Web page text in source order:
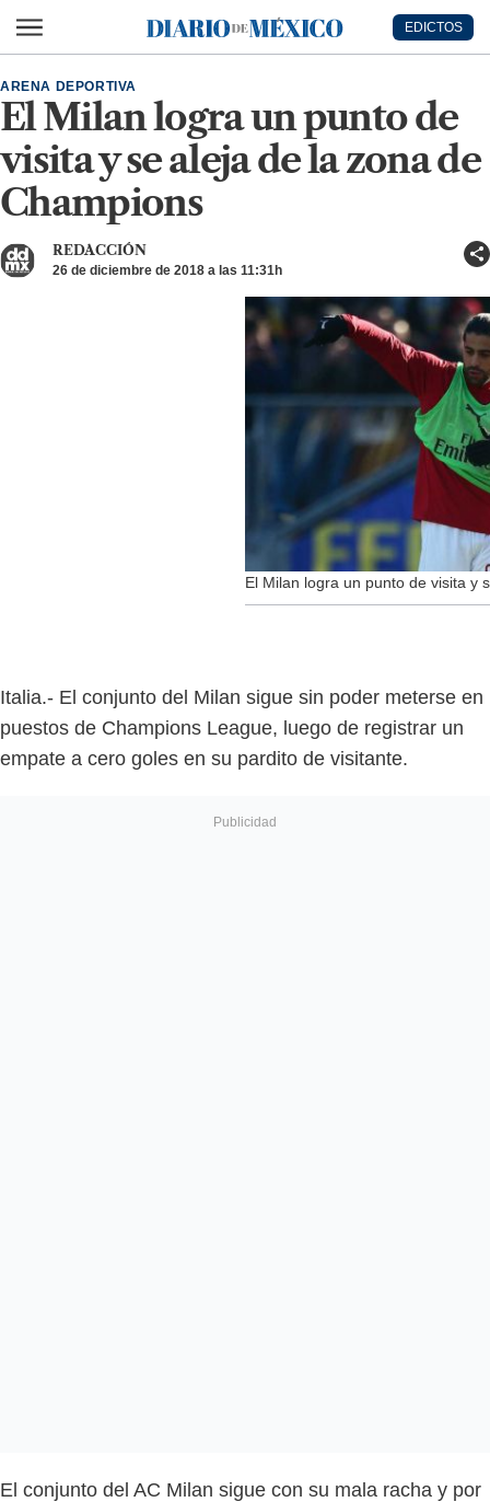
Diario de México
EDICTOS
El Milan logra un punto de
visita y se aleja de la zona de
Champions
ARENA DEPORTIVA
REDACCIÓN
26 de diciembre de 2018 a las 11:31h
El Milan logra un punto de visita y
Italia.- El conjunto del Milan sigue sin poder meterse en
puestos de Champions League, luego de registrar un
empate a cero goles en su pardito de visitante.
El conjunto del AC Milan sigue con su mala racha y por